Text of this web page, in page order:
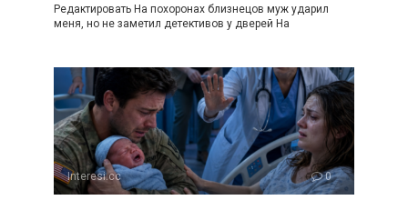
Редактировать На похоронах близнецов муж ударил
меня, но не заметил детективов у дверей На
Interesi.cc 0